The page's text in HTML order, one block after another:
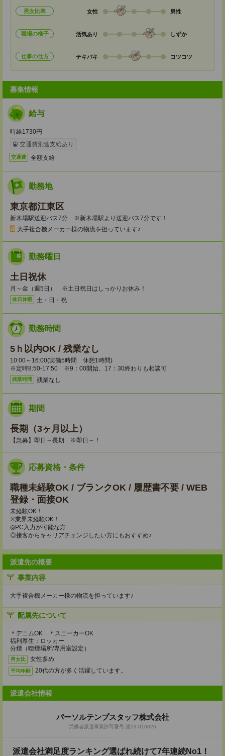
男女比率 女性 男性
職場の様子 活気あり しずか
仕事の仕方 テキパキ コツコツ
募集情報
給与
時給1730円
交通費別途支給あり
交通費 全額支給
勤務地
東京都江東区
新木場駅送迎バス7分 ※新木場駅より送迎バス7分です！
大手複合機メーカー様の物流を担っています♪
勤務曜日
土日祝休
月～金（週5日） ※土日祝日はしっかりお休み！
休日休暇 土・日・祝
勤務時間
5ｈ以内OK / 残業なし
10:00～16:00(実働5時間 休憩1時間)
※定時8:50-17:50 ※9：00開始、17：30終わりも相談可
残業時間 残業なし
期間
長期（3ヶ月以上）
【急募】即日～長期 ※即日～！
応募資格・条件
職種未経験OK / ブランクOK / 履歴書不要 / WEB
登録・面接OK
未経験OK！
※業界未経験OK！
◎PC入力が可能な方
◎接客からキャリアチェンジしたい方にもおすすめ♪
派遣先の概要
事業内容
大手複合機メーカー様の物流を担っています♪
配属先について
＊デニムOK ＊スニーカーOK
福利厚生：ロッカー
分煙（喫煙場所/専用室設定）
男女比 女性多め
平均年齢 20代の方が多く活躍しています。
派遣会社情報
パーソルテンプスタッフ株式会社
労働者派遣事業許可番号:派13-010026
派遣会社満足度ランキング選ばれ続けて7年連続No1！